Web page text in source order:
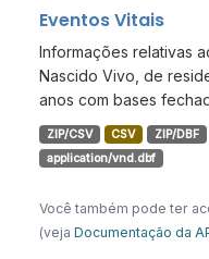
Eventos Vitais
Informações relativas
Nascido Vivo, de
anos com bases
ZIP/CSV CSV ZIP/DBF
application/vnd.dbf
Você também pode ter
(veja Documentação da